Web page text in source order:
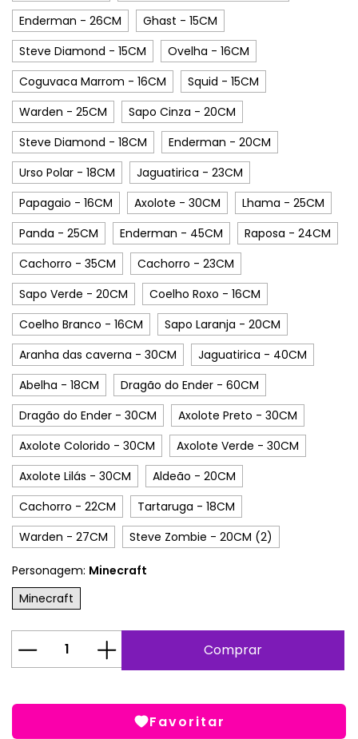
Enderman - 26CM
Ghast - 15CM
Steve Diamond - 15CM
Ovelha - 16CM
Coguvaca Marrom - 16CM
Squid - 15CM
Warden - 25CM
Sapo Cinza - 20CM
Steve Diamond - 18CM
Enderman - 20CM
Urso Polar - 18CM
Jaguatirica - 23CM
Papagaio - 16CM
Axolote - 30CM
Lhama - 25CM
Panda - 25CM
Enderman - 45CM
Raposa - 24CM
Cachorro - 35CM
Cachorro - 23CM
Sapo Verde - 20CM
Coelho Roxo - 16CM
Coelho Branco - 16CM
Sapo Laranja - 20CM
Aranha das caverna - 30CM
Jaguatirica - 40CM
Abelha - 18CM
Dragão do Ender - 60CM
Dragão do Ender - 30CM
Axolote Preto - 30CM
Axolote Colorido - 30CM
Axolote Verde - 30CM
Axolote Lilás - 30CM
Aldeão - 20CM
Cachorro - 22CM
Tartaruga - 18CM
Warden - 27CM
Steve Zombie - 20CM (2)
Personagem: Minecraft
Minecraft
Favoritar